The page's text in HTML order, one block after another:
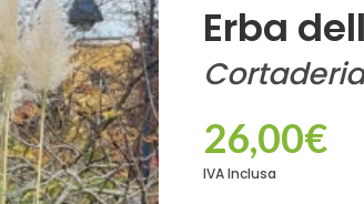
Erba
26,00€
IVA Inclusa